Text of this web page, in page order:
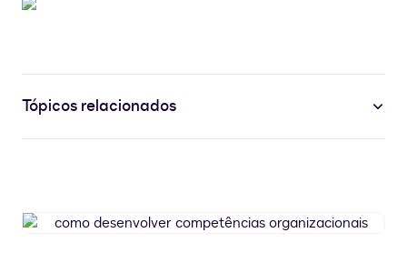
Tópicos relacionados
como